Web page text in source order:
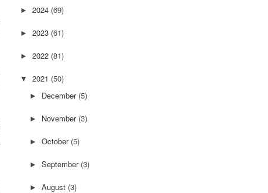
► 2024 (69)
► 2023 (61)
► 2022 (81)
▼ 2021 (50)
► December (5)
► November (3)
► October (5)
► September (3)
► August (3)